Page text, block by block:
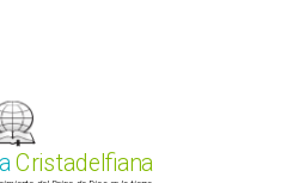
Cristadelfiana